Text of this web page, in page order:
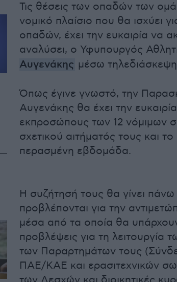
Τις θέσεις των οπαδών των
νομικό πλαίσιο που θα ισχύει
οπαδών, έχει την ευκαιρία να
αναλύσει, ο Υφυπουργός
Αυγενάκης μέσω
Όπως έγινε γνωστό, την
Αυγενάκης θα έχει την
εκπροσώπους των 12 νόμιμων
σχετικού αιτήματός τους και
περασμένη εβδομάδα.
Η συζήτησή τους θα γίνει
προβλέπονται για την
μέσα από τα οποία θα
προβλέψεις για τη
των Παραρτημάτων τους
ΠΑΕ/ΚΑΕ και ερασιτεχνικών